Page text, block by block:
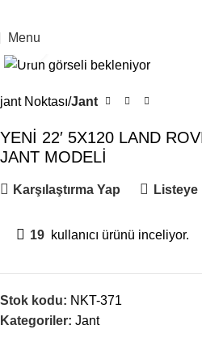
Menu
jant Noktası Jant
YENİ 22′ 5X120 LAND
JANT MODELİ
Karşılaştırma Yap Listeye
19 kullanıcı ürünü inceliyor.
Stok kodu: NKT-371
Kategoriler: Jant